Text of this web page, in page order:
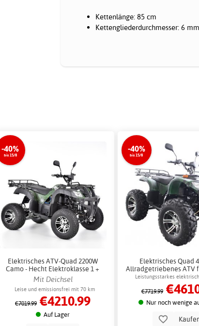
Kettenlänge: 85 cm
Kettengliederdurchmesser: 6 mm
-40%
bis 15/8
Elektrisches ATV-Quad 2200W
Camo - Hecht Elektroklasse 1 +
Schlosskette
Mit Deichsel
Leise und emissionsfrei mit 70 km
Reichweite
€7019.99 €4210.99
Auf Lager
-40%
bis 15/8
Elektrisches Quad
Allradgetriebenes ATV
Einsätze +
Leistungsstarkes
stabiles Fahren
€7719.99
Nur noch wenige